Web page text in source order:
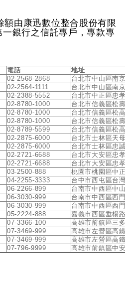
額由康迅數位整合股份有限
銀行之信託專戶，專款專
電話
地址
02-2568-2868
台北市中山區南
02-2564-1111
台北市中山區南
02-2388-5552
台北市中正區忠
02-8780-1000
台北市信義區松
02-8780-1000
台北市信義區松
02-8780-1000
台北市信義區松
02-8789-5599
台北市信義區松
02-2875-6000
台北市士林區天
02-2875-6000
台北市士林區忠
02-2721-6688
台北市大安區忠
02-2721-6688
台北市大安區忠
03-2500-888
桃園市桃園區中
04-2255-3333
台中市西屯區台
06-2266-899
台南市中西區中
06-3030-999
台南市中西區西
06-3030-999
台南市中西區西
05-2224-888
嘉義市西區垂楊
07-3366-100
高雄市前鎮區三
07-3469-999
高雄市左營區高
07-3469-999
高雄市左營區高
07-796-9999 高雄市前鎮區中